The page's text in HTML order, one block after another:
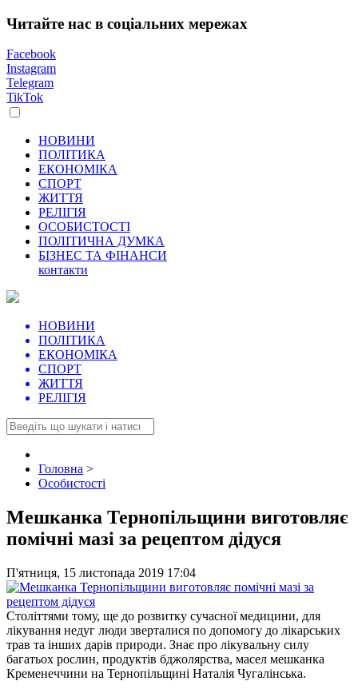
Читайте нас в соціальних мережах
Facebook
Instagram
Telegram
TikTok
НОВИНИ
ПОЛІТИКА
ЕКОНОМІКА
СПОРТ
ЖИТТЯ
РЕЛІГІЯ
ОСОБИСТОСТІ
ПОЛІТИЧНА ДУМКА
БІЗНЕС ТА ФІНАНСИ
контакти
НОВИНИ
ПОЛІТИКА
ЕКОНОМІКА
СПОРТ
ЖИТТЯ
РЕЛІГІЯ
Головна >
Особистості
Мешканка Тернопільщини виготовляє
помічні мазі за рецептом дідуся
П'ятниця, 15 листопада 2019 17:04
Століттями тому, ще до розвитку сучасної медицини, для
лікування недуг люди зверталися по допомогу до лікарських
трав та інших дарів природи. Знає про лікувальну силу
багатьох рослин, продуктів бджолярства, масел мешканка
Кременеччини на Тернопільщині Наталія Чугалінська.